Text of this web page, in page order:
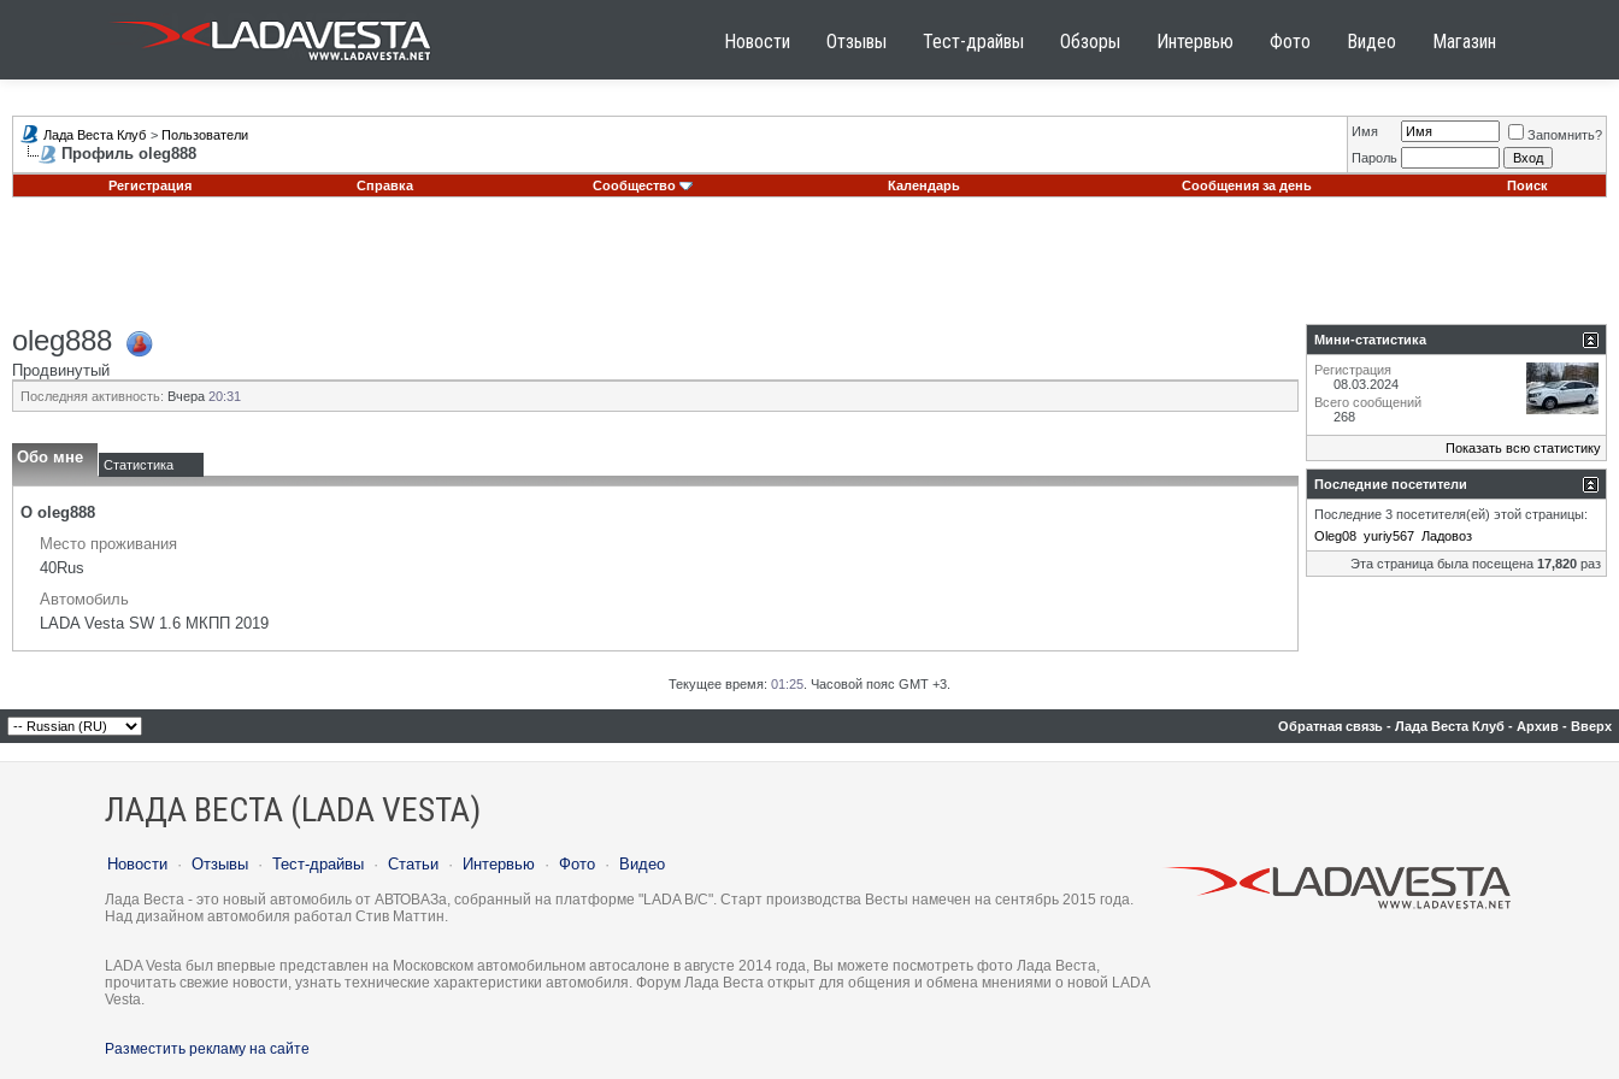
Новости Отзывы Тест-драйвы Обзоры Интервью Фото Видео Магазин
Лада Веста Клуб > Пользователи
Профиль oleg888
Имя
Запомнить?
Пароль
Регистрация
Справка Сообщество Календарь Сообщения за день Поиск
oleg888
Продвинутый
Последняя активность: Вчера 20:31
Обо мне Статистика
О oleg888
Место проживания
40Rus
Автомобиль
LADA Vesta SW 1.6 МКПП 2019
Мини-статистика
Регистрация
08.03.2024
Всего сообщений
268
Показать всю статистику
Последние посетители
Последние 3 посетителя(ей) этой страницы:
Oleg08 yuriy567 Ладовоз
Эта страница была посещена 17,820 раз
Текущее время: 01:25 . Часовой пояс GMT +3.
Обратная связь - Лада Веста Клуб - Архив - Вверх
ЛАДА ВЕСТА (LADA VESTA)
Новости · Отзывы · Тест-драйвы · Статьи · Интервью · Фото · Видео
Лада Веста - это новый автомобиль от АВТОВАЗа, собранный на платформе "LADA B/C". Старт производства Весты намечен на сентябрь 2015 года.
Над дизайном автомобиля работал Стив Маттин.
LADA Vesta был впервые представлен на Московском автомобильном автосалоне в августе 2014 года, Вы можете посмотреть фото Лада Веста,
прочитать свежие новости, узнать технические характеристики автомобиля. Форум Лада Веста открыт для общения и обмена мнениями о новой LADA
Vesta.
Разместить рекламу на сайте